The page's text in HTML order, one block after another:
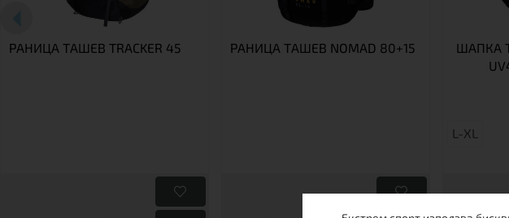
РАНИЦА TАШЕВ TRACKER 45 РАНИЦА ТАШЕВ NOMAD 80+15
ШАПКА
L-XL